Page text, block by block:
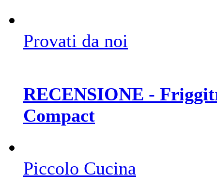
Provati da noi
RECENSIONE -
Compact
Piccolo Cucina